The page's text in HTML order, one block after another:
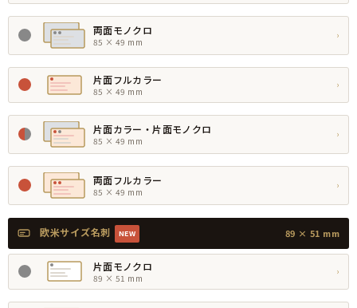
両面モノクロ
85 × 49 mm
›
片面フルカラー
85 × 49 mm
›
片面カラー・片面モノクロ
85 × 49 mm
›
両面フルカラー
85 × 49 mm
›
欧米サイズ名刺 NEW 89 × 51 mm
片面モノクロ
89 × 51 mm
›